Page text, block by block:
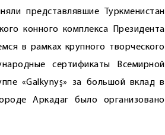
представлявшие Туркменистан
конного комплекса Президента
в рамках крупного творческого
сертификаты Всемирной
«Galkynyş» за большой вклад в
Аркадаг было организовано